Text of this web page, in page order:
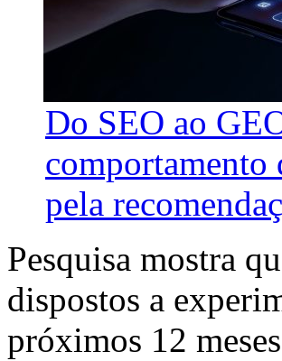
Do SEO ao
comportamento
pela
Pesquisa mostra
dispostos a
próximos 12 meses